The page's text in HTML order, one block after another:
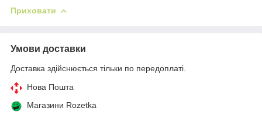
Приховати
Умови доставки
Доставка здійснюється тільки по передоплаті.
Нова Пошта
Магазини Rozetka